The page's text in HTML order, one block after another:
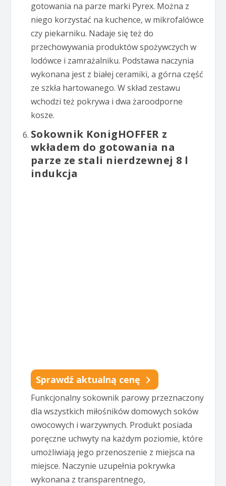
gotowania na parze marki Pyrex. Można z
niego korzystać na kuchence, w mikrofalówce
czy piekarniku. Nadaje się też do
przechowywania produktów spożywczych w
lodówce i zamrażalniku. Podstawa naczynia
wykonana jest z białej ceramiki, a górna część
ze szkła hartowanego. W skład zestawu
wchodzi też pokrywa i dwa żaroodporne
kosze.
Sokownik KonigHOFFER z
wkładem do gotowania na
parze ze stali nierdzewnej 8 l
indukcja
Sprawdź aktualną cenę
Funkcjonalny sokownik parowy przeznaczony
dla wszystkich miłośników domowych soków
owocowych i warzywnych. Produkt posiada
poręczne uchwyty na każdym poziomie, które
umożliwiają jego przenoszenie z miejsca na
miejsce. Naczynie uzupełnia pokrywka
wykonana z transparentnego,